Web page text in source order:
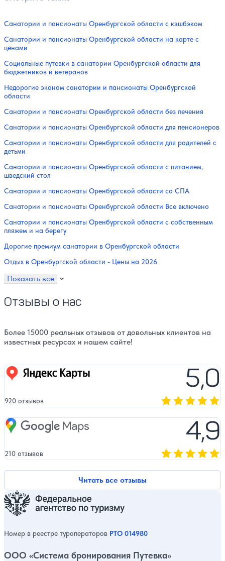
Санатории и пансионаты Оренбургской области с кэшбэком
Санатории и пансионаты Оренбургской области на карте с
ценами
Социальные путевки в санатории Оренбургской области для
бюджетников и ветеранов
Недорогие эконом санатории и пансионаты Оренбургской
области
Санатории и пансионаты Оренбургской области без лечения
Санатории и пансионаты Оренбургской области для пенсионеров
Санатории и пансионаты Оренбургской области для родителей с
детьми
Санатории и пансионаты Оренбургской области с питанием,
шведский стол
Санатории и пансионаты Оренбургской области со СПА
Санатории и пансионаты Оренбургской области Все включено
Санатории и пансионаты Оренбургской области с собственным
пляжем и на берегу
Дорогие премиум санатории в Оренбургской области
Отдых в Оренбургской области - Цены на 2026
Показать все
Отзывы о нас
Более 15000 реальных отзывов от довольных клиентов на
известных ресурсах и нашем сайте!
Читать все отзывы
Яндекс карты 5,0
920 отзывов
Google Maps 4,9
210 отзывов
Номер в реестре туроператоров РТО 014980
ООО «Система бронирования Путевка»